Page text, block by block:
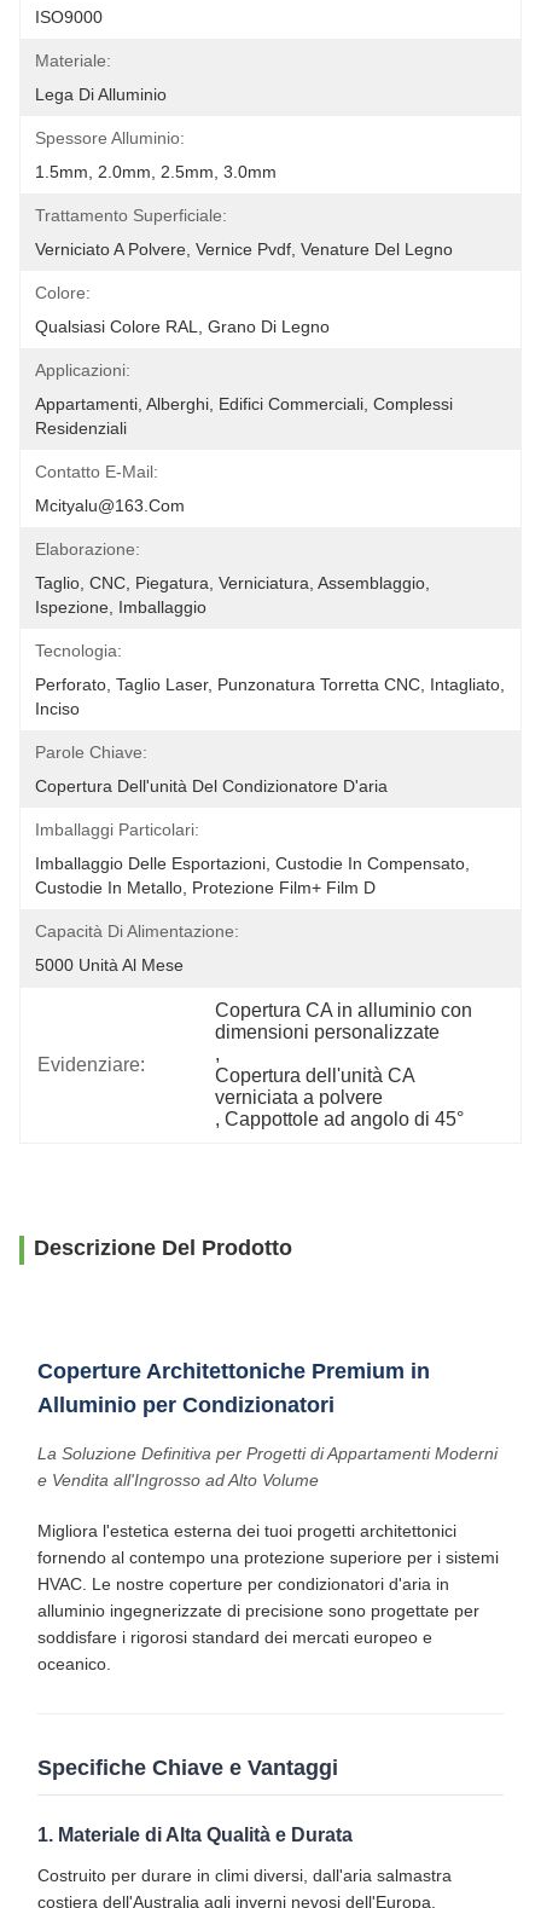
ISO9000
Materiale:
Lega Di Alluminio
Spessore Alluminio:
1.5mm, 2.0mm, 2.5mm, 3.0mm
Trattamento Superficiale:
Verniciato A Polvere, Vernice Pvdf, Venature Del Legno
Colore:
Qualsiasi Colore RAL, Grano Di Legno
Applicazioni:
Appartamenti, Alberghi, Edifici Commerciali, Complessi
Residenziali
Contatto E-Mail:
Mcityalu@163.com
Elaborazione:
Taglio, CNC, Piegatura, Verniciatura, Assemblaggio,
Ispezione, Imballaggio
Tecnologia:
Perforato, Taglio Laser, Punzonatura Torretta CNC, Intagliato,
Inciso
Parole Chiave:
Copertura Dell'unità Del Condizionatore D'aria
Imballaggi Particolari:
Imballaggio Delle Esportazioni, Custodie In Compensato,
Custodie In Metallo, Protezione Film+ Film D
Capacità Di Alimentazione:
5000 Unità Al Mese
Evidenziare:
Copertura CA in alluminio con
dimensioni personalizzate
,
Copertura dell'unità CA
verniciata a polvere
, Cappottole ad angolo di 45°
Descrizione Del Prodotto
Coperture Architettoniche Premium in
Alluminio per Condizionatori
La Soluzione Definitiva per Progetti di Appartamenti Moderni
e Vendita all'Ingrosso ad Alto Volume
Migliora l'estetica esterna dei tuoi progetti architettonici
fornendo al contempo una protezione superiore per i sistemi
HVAC. Le nostre coperture per condizionatori d'aria in
alluminio ingegnerizzate di precisione sono progettate per
soddisfare i rigorosi standard dei mercati europeo e
oceanico.
Specifiche Chiave e Vantaggi
1. Materiale di Alta Qualità e Durata
Costruito per durare in climi diversi, dall'aria salmastra
costiera dell'Australia agli inverni nevosi dell'Europa.